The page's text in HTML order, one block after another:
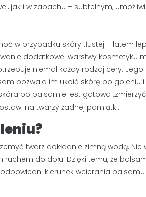
nie
od
jak...
SANDALWOOD
(SANDAŁOWIEC),
SANDAŁOWE CZYLI
KTÓRY UWODZI
159365
Sandalwood to nazwa
stanowiący podstawę
męskich...
Czytaj dalej
jak i w zapachu – subtelnym,
w przypadku skóry tłustej – latem
dodatkowej warstwy kosmetyku
niemal każdy rodzaj cery.
pozwala im ukoić skórę po goleniu
po balsamie jest gotowa
na twarzy żadnej pamiątki.
twarz dokładnie zimną wodą.
do dołu. Dzięki temu, że
kierunek wcierania